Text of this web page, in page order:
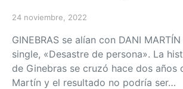
Posted on
24 noviembre, 2022
GINEBRAS se alían con DANI
single, «Desastre de persona». La
de Ginebras se cruzó hace dos años
Martín y el resultado no podría ser…